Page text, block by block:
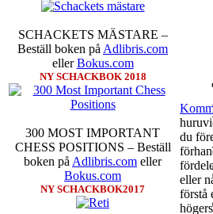
SCHACKETS MÄSTARE –
Beställ boken på Adlibris.com
ellerBokus.com
NY SCHACKBOK 2018
300 MOST IMPORTANT
CHESS POSITIONS – Beställ
boken på Adlibris.com eller
Bokus.com
NY SCHACKBOK2017
du
eller
förstå